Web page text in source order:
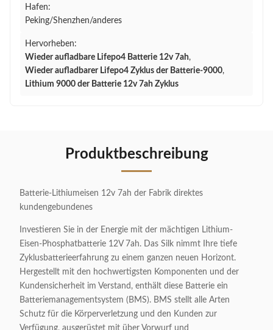
Hafen:
Peking/Shenzhen/anderes
Hervorheben:
Wieder aufladbare Lifepo4 Batterie 12v 7ah,
Wieder aufladbarer Lifepo4 Zyklus der Batterie-9000,
Lithium 9000 der Batterie 12v 7ah Zyklus
Produktbeschreibung
Batterie-Lithiumeisen 12v 7ah der Fabrik direktes
kundengebundenes
Investieren Sie in der Energie mit der mächtigen Lithium-
Eisen-Phosphatbatterie 12V 7ah. Das Silk nimmt Ihre tiefe
Zyklusbatterieerfahrung zu einem ganzen neuen Horizont.
Hergestellt mit den hochwertigsten Komponenten und der
Kundensicherheit im Verstand, enthält diese Batterie ein
Batteriemanagementsystem (BMS). BMS stellt alle Arten
Schutz für die Körperverletzung und den Kunden zur
Verfügung, ausgerüstet mit über Vorwurf und